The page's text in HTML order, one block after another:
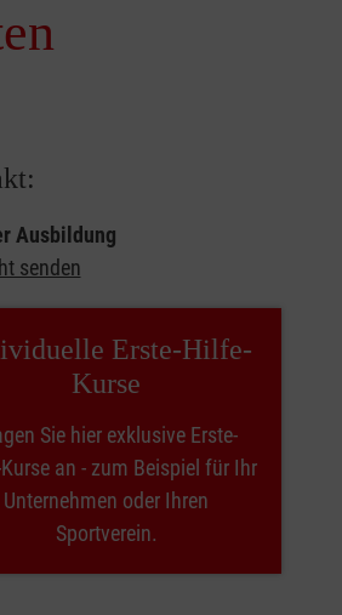
Ausbildung
senden
Erste-Hilfe-
Kurse
Sie hier exklusive Erste-
an - zum Beispiel für Ihr
Unternehmen oder Ihren
Sportverein.